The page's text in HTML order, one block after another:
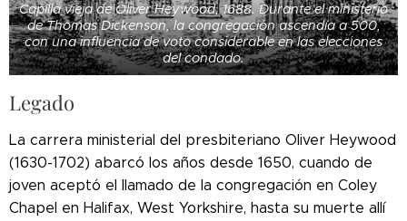
Capilla vieja de Oliver Heywood, 1688. Durante el ministerio
de Thomas Dickenson, la congregación ascendía a 500,
con una influencia de voto considerable en las elecciones
del condado.
Legado
La carrera ministerial del presbiteriano Oliver Heywood
(1630-1702) abarcó los años desde 1650, cuando de
joven aceptó el llamado de la congregación en Coley
Chapel en Halifax, West Yorkshire, hasta su muerte allí